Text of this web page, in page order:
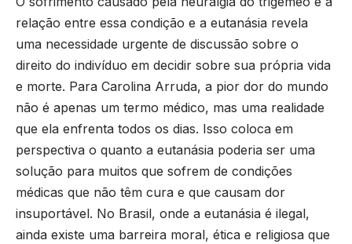
relação entre essa condição e a eutanásia revela
uma necessidade urgente de discussão sobre o
direito do indivíduo em decidir sobre sua própria vida
e morte. Para Carolina Arruda, a pior dor do mundo
não é apenas um termo médico, mas uma realidade
que ela enfrenta todos os dias. Isso coloca em
perspectiva o quanto a eutanásia poderia ser uma
solução para muitos que sofrem de condições
médicas que não têm cura e que causam dor
insuportável. No Brasil, onde a eutanásia é ilegal,
ainda existe uma barreira moral, ética e religiosa que